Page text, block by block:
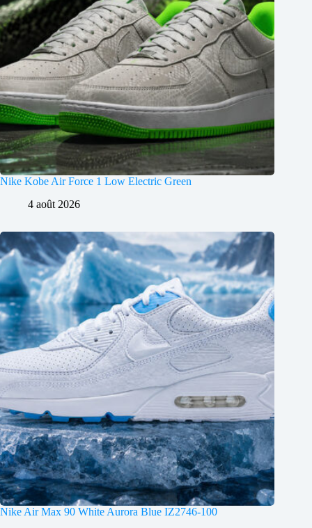
Nike Kobe Air Force 1 Low Electric Green
4 août 2026
Nike Air Max 90 White Aurora Blue IZ2746-100